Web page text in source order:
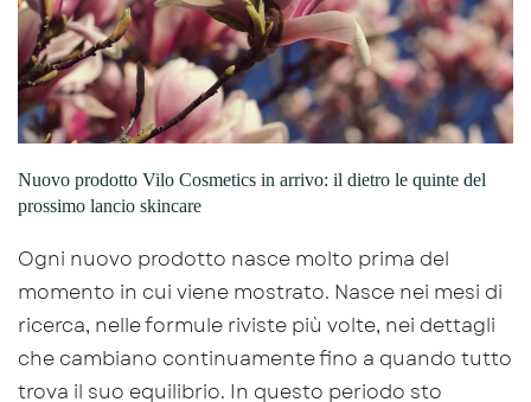
Nuovo prodotto Vilo Cosmetics in arrivo: il dietro le quinte del
prossimo lancio skincare
Ogni nuovo prodotto nasce molto prima del
momento in cui viene mostrato. Nasce nei mesi di
ricerca, nelle formule riviste più volte, nei dettagli
che cambiano continuamente fino a quando tutto
trova il suo equilibrio. In questo periodo sto